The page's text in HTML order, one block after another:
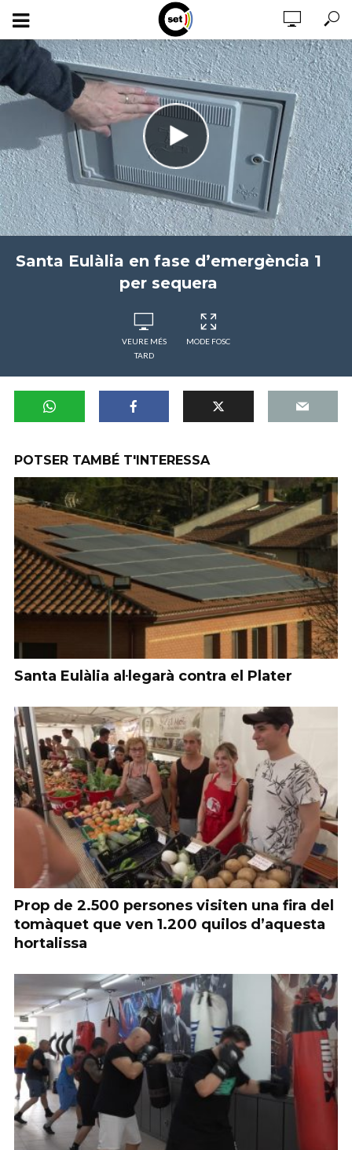
Santa Eulàlia en fase d’emergència 1
per sequera
VEURE MÉS
TARD
MODE FOSC
POTSER TAMBÉ T'INTERESSA
Santa Eulàlia al·legarà contra el Plater
Prop de 2.500 persones visiten una fira del
tomàquet que ven 1.200 quilos d’aquesta
hortalissa